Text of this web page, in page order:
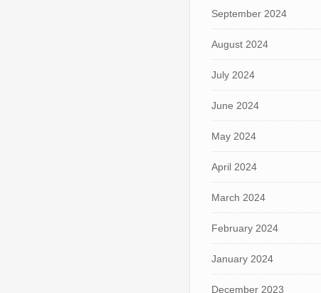
September 2024
August 2024
July 2024
June 2024
May 2024
April 2024
March 2024
February 2024
January 2024
December 2023